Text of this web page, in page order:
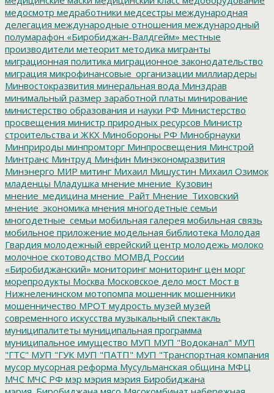
медосмотр медработники медсестры международная
делегация международные отношения международный
полумарафон «Биробиджан-Валдгейм» местные
производители метеорит методика мигранты
миграционная политика миграционное законодательство
миграция микрофинансовые_организации миллиардеры
Минвостокразвития минеральная вода Минздрав
минимальный размер заработной платы минирование
министерство образования и науки РФ Министерство
просвещения министр природных ресурсов Министр
строительства и ЖКХ Минобороны РФ Минобрнауки
Минприроды минпромторг Минпросвещения Минстрой
Минтранс Минтруд Минфин Минэкономразвития
Минэнерго МИР митинг Михаил Мишустин Михаил Озимок
младенцы Младушка мнение мнение_Кузовин
мнение_медицина мнение_Райт Мнение_Тиховский
мнение_экономика мнения многодетные семьи
многодетные_семьи мобильная галерея мобильная связь
мобильное приложение модельная библиотека Молодая
Гвардия молодежный еврейский центр молодежь молоко
молочное скотоводство МОМВД России
«Биробиджанский» мониторинг мониторинг цен морг
морепродукты Москва Московское дело мост Мост в
Нижнеленинском мотопомпа мошенник мошенники
мошенничество МРОТ мудрость музей музей
современного искусства музыкальный спектакль
муниципалитеты муниципальная программа
муниципальное имущество МУП МУП "Водоканал" МУП
"ГТС" МУП "ГУК МУП "ПАТП" МУП "Транспортная компания
мусор мусорная реформа Мусульманская община МФЦ
МЧС МЧС РФ мэр мэрия мэрия Биробиджана